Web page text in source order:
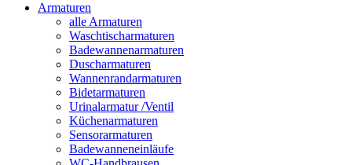
Armaturen
alle Armaturen
Waschtischarmaturen
Badewannenarmaturen
Duscharmaturen
Wannenrandarmaturen
Bidetarmaturen
Urinalarmatur /Ventil
Küchenarmaturen
Sensorarmaturen
Badewanneneinläufe